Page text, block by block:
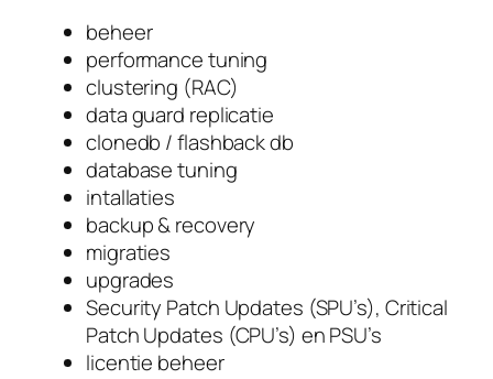
beheer
performance tuning
clustering (RAC)
data guard replicatie
clonedb / flashback db
database tuning
intallaties
backup & recovery
migraties
upgrades
Security Patch Updates (SPU’s), Critical
Patch Updates (CPU’s) en PSU’s
licentie beheer